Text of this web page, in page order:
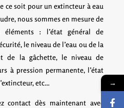
ce soit pour un extincteur à eau
nous sommes en mesure de
: l’état général de
le niveau de l’eau ou de la
de la gâchette, le niveau de
à pression permanente, l’état
etc…
contact dès maintenant avec
→